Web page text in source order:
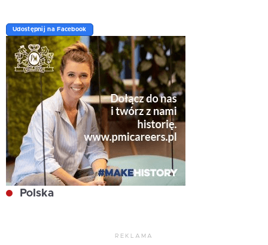
Udostępnij na Facebook
Polska
REKLAMA